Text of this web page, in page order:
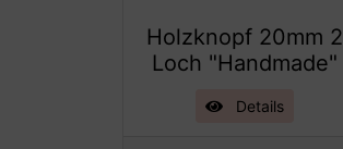
Holzknopf 20mm 2
Loch "Handmade"
Details